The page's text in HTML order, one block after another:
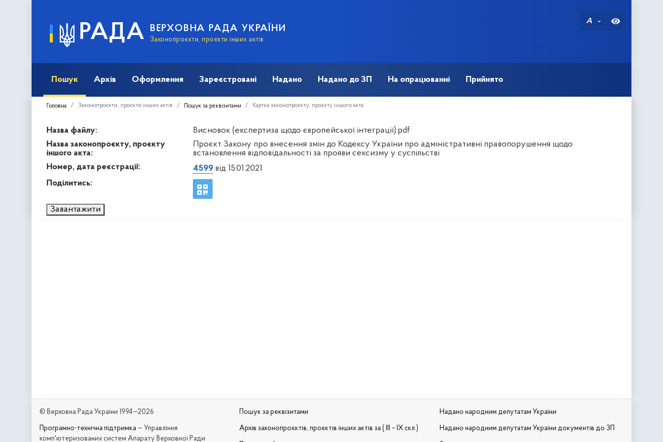
РАДА ВЕРХОВНА РАДА УКРАЇНИ
Законопроєкти, проєкти інших актів
A
Пошук Архів Оформлення Зареєстровані Надано Надано до ЗП На опрацюванні Прийнято
Головна Законопроєкти, проєкти інших актів Пошук за реквізитами Картка законопроєкту, проєкту іншого акта
Назва файлу:
Висновок (експертиза щодо європейської інтеграції).pdf
Назва законопроєкту, проєкту
іншого акта:
Проєкт Закону про внесення змін до Кодексу України про адміністративні правопорушення щодо
встановлення відповідальності за прояви сексизму у суспільстві
Номер, дата реєстрації:
4599від 15.01.2021
Поділитись:
Завантажити
© Верховна Рада України 1994—2026
Програмно-технічна підтримка — Управління
комп'ютеризованих систем Апарату Верховної Ради
Пошук за реквізитами
Архів законопроєктів, проєктів інших актів за ( III – IX скл.)
Надано народним депутатам України
Надано народним депутатам України документів до ЗП